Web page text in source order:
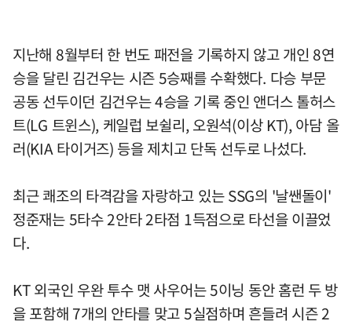
지난해 8월부터 한 번도 패전을 기록하지 않고 개인 8연
승을 달린 김건우는 시즌 5승째를 수확했다. 다승 부문
공동 선두이던 김건우는 4승을 기록 중인 앤더스 톨허스
트(LG 트윈스), 케일럽 보쉴리, 오원석(이상 KT), 아담 올
러(KIA 타이거즈) 등을 제치고 단독 선두로 나섰다.
최근 쾌조의 타격감을 자랑하고 있는 SSG의 '날쌘돌이'
정준재는 5타수 2안타 2타점 1득점으로 타선을 이끌었
다.
KT 외국인 우완 투수 맷 사우어는 5이닝 동안 홈런 두 방
을 포함해 7개의 안타를 맞고 5실점하며 흔들려 시즌 2